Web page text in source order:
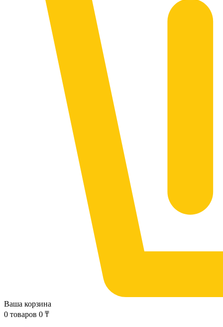
Ваша корзина
0 товаров 0 ₸